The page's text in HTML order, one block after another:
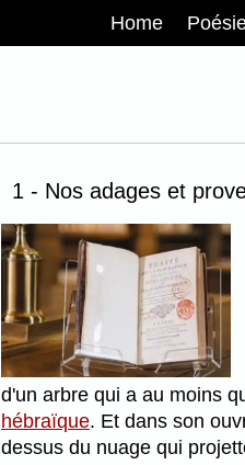
Home
1 - Nos adages et
d'un arbre qui a au moins
hébraïque. Et dans son
dessus du nuage qui